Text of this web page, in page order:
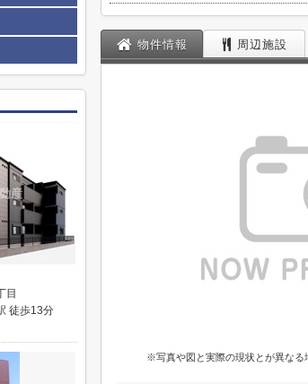
物件情報 周辺施設
※写真や図と実際の現状とが異なる
目
徒歩13分